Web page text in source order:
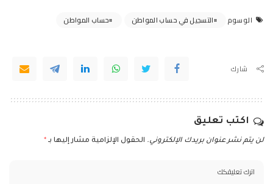
الوسوم التسجيل في حساب المواطن حساب المواطن
شارك
اكتب تعليق
لن يتم نشر عنوان بريدك الإلكتروني. الحقول الإلزامية مشار إليها بـ *